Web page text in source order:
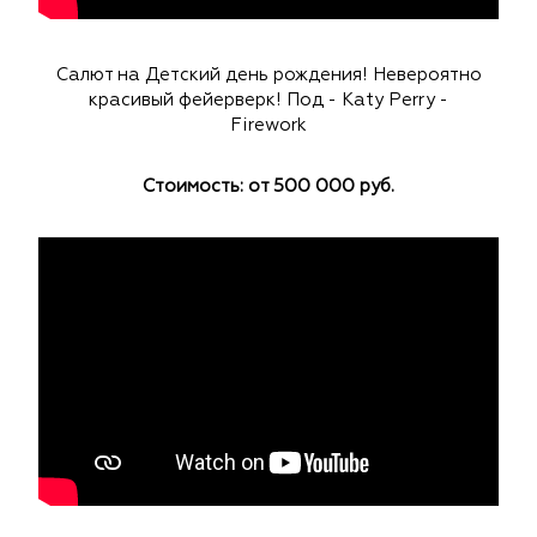
Салют на Детский день рождения! Невероятно
красивый фейерверк! Под - Katy Perry -
Firework
Стоимость: от 500 000 руб.